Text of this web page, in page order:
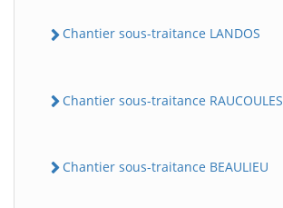
Chantier sous-traitance LANDOS
Chantier sous-traitance RAUCOULES
Chantier sous-traitance BEAULIEU